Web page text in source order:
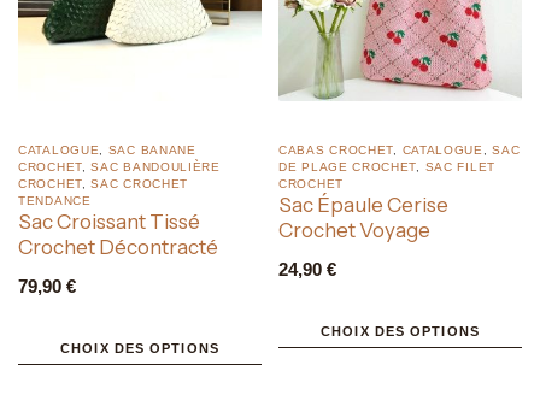
CATALOGUE
SAC BANANE
CROCHET,SAC BANDOULIÈRE
CROCHET,SAC CROCHET
TENDANCE
Sac Croissant Tissé
Crochet Décontracté
79,90 €
CHOIX DES OPTIONS
CABAS CROCHET CATALOGUE ,SAC
DE PLAGE CROCHET
SAC FILET
CROCHET
Sac Épaule Cerise
Crochet Voyage
24,90 €
CHOIX DES OPTIONS